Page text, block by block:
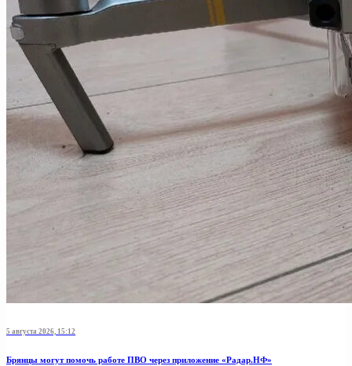
5 августа 2026, 15:12
Брянцы могут помочь работе ПВО через приложение «Радар.НФ»